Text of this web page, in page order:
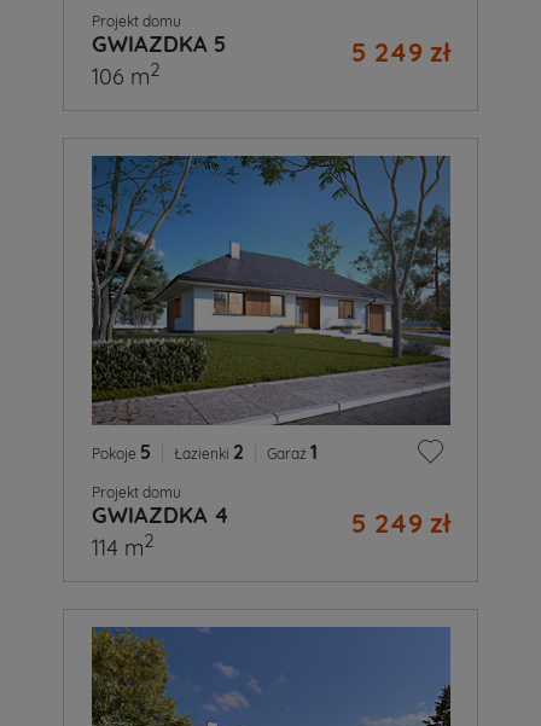
Projekt domu
GWIAZDKA 5 5 249 zł
106 m2
Pokoje 5 Łazienki 2 Garaż 1
Projekt domu
GWIAZDKA 4 5 249 zł
114 m2